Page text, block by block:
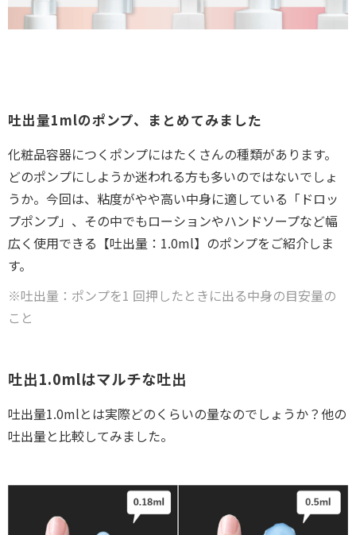
吐出量1mlのポンプ、まとめてみました
化粧品容器につくポンプにはたくさんの種類があります。
どのポンプにしようか迷われる方も多いのではないでしょ
うか。今回は、粘度がやや高い中身に適している「ドロッ
プポンプ」、その中でもローションやハンドソープなど幅
広く使用できる【吐出量：1.0ml】のポンプをご紹介しま
す。
※吐出量：ポンプを1 回押したときに出る中身の目安量の
こと
吐出1.0mlはマルチな吐出
吐出量1.0mlとは実際どのくらいの量なのでしょうか？他の
吐出量と比較してみました。